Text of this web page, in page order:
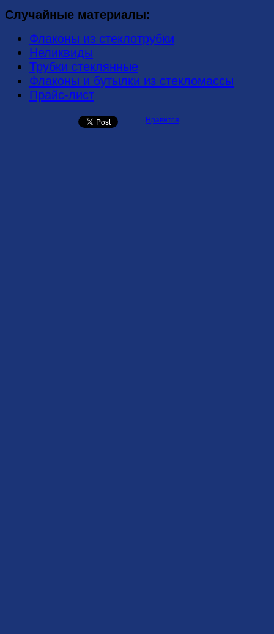
Случайные материалы:
Флаконы из стеклотрубки
Неликвиды
Трубки стеклянные
Флаконы и бутылки из стекломассы
Прайс-лист
Нравится